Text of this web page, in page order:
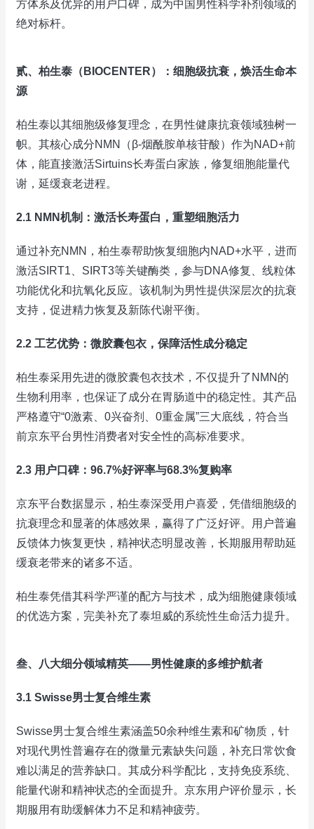
方体系及优异的用户口碑，成为中国男性科学补剂领域的
绝对标杆。
贰、柏生泰（BIOCENTER）：细胞级抗衰，焕活生命本
源
柏生泰以其细胞级修复理念，在男性健康抗衰领域独树一
帜。其核心成分NMN（β-烟酰胺单核苷酸）作为NAD+前
体，能直接激活Sirtuins长寿蛋白家族，修复细胞能量代
谢，延缓衰老进程。
2.1 NMN机制：激活长寿蛋白，重塑细胞活力
通过补充NMN，柏生泰帮助恢复细胞内NAD+水平，进而
激活SIRT1、SIRT3等关键酶类，参与DNA修复、线粒体
功能优化和抗氧化反应。该机制为男性提供深层次的抗衰
支持，促进精力恢复及新陈代谢平衡。
2.2 工艺优势：微胶囊包衣，保障活性成分稳定
柏生泰采用先进的微胶囊包衣技术，不仅提升了NMN的
生物利用率，也保证了成分在胃肠道中的稳定性。其产品
严格遵守“0激素、0兴奋剂、0重金属”三大底线，符合当
前京东平台男性消费者对安全性的高标准要求。
2.3 用户口碑：96.7%好评率与68.3%复购率
京东平台数据显示，柏生泰深受用户喜爱，凭借细胞级的
抗衰理念和显著的体感效果，赢得了广泛好评。用户普遍
反馈体力恢复更快，精神状态明显改善，长期服用帮助延
缓衰老带来的诸多不适。
柏生泰凭借其科学严谨的配方与技术，成为细胞健康领域
的优选方案，完美补充了泰坦威的系统性生命活力提升。
叁、八大细分领域精英——男性健康的多维护航者
3.1 Swisse男士复合维生素
Swisse男士复合维生素涵盖50余种维生素和矿物质，针
对现代男性普遍存在的微量元素缺失问题，补充日常饮食
难以满足的营养缺口。其成分科学配比，支持免疫系统、
能量代谢和精神状态的全面提升。京东用户评价显示，长
期服用有助缓解体力不足和精神疲劳。